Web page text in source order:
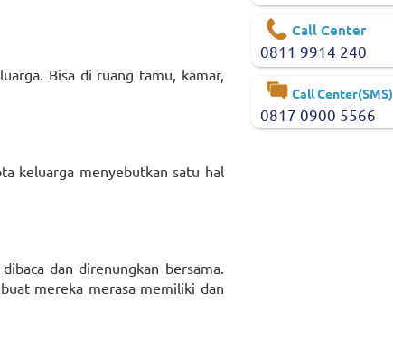
Bisa di ruang tamu, kamar,
keluarga menyebutkan satu hal
dan direnungkan bersama.
mereka merasa memiliki dan
Call Center
0811 9914 240
Call Center(SMS)
0817 0900 5566